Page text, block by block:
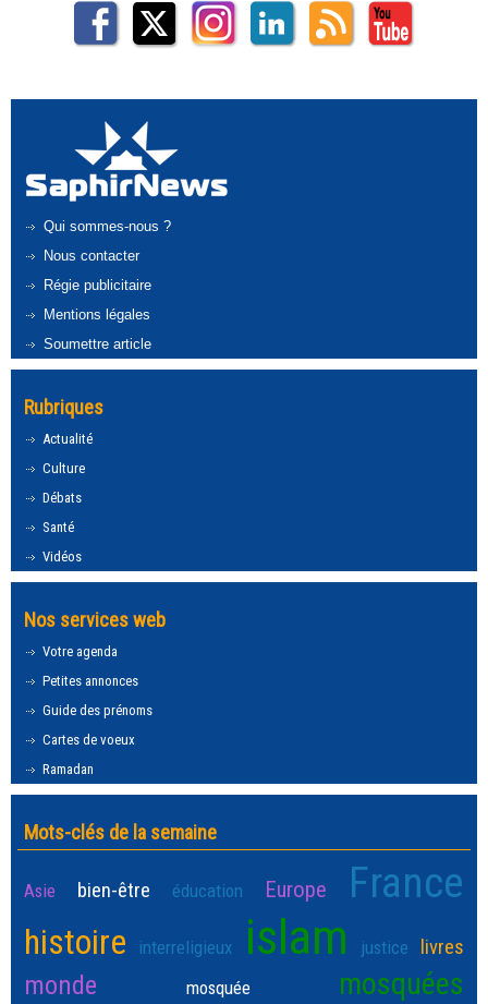
Qui sommes-nous ?
Nous contacter
Régie publicitaire
Mentions légales
Soumettre article
Rubriques
Actualité
Culture
Débats
Santé
Vidéos
Nos services web
Votre agenda
Petites annonces
Guide des prénoms
Cartes de voeux
Ramadan
Mots-clés de la semaine
Asie bien-être éducation Europe France
histoire interreligieux islam justice livres
monde mosquée mosquées